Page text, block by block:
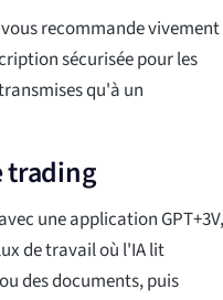
recommande vivement
sécurisée pour les
qu'à un
trading
une application GPT+3V,
de travail où l'IA lit
des documents, puis